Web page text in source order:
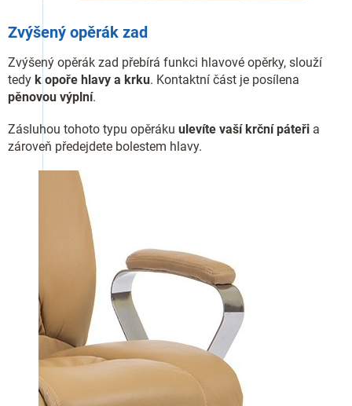
Zvýšený opěrák zad
Zvýšený opěrák zad přebírá funkci hlavové opěrky, slouží
tedy k opoře hlavy a krku. Kontaktní část je posílena
pěnovou výplní.
Zásluhou tohoto typu opěráku ulevíte vaší krční páteři a
zároveň předejdete bolestem hlavy.